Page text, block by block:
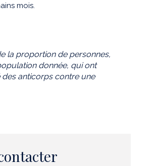
mois.
la proportion de personnes,
donnée, qui ont
anticorps contre une